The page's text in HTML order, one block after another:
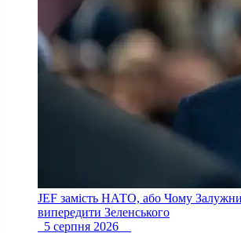
JEF замість НАТО, або Чому
випередити Зеленського
5 серпня 2026